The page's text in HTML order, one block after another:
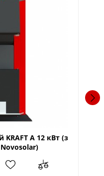
A 12 кВт (з